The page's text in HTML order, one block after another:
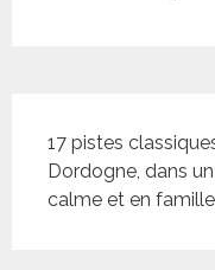
17 pistes
Dordogne, dans
calme et en